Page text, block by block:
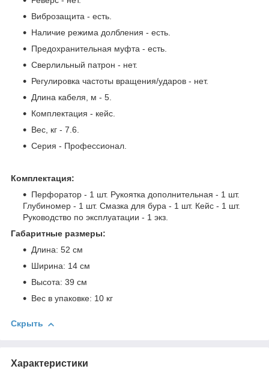
Виброзащита - есть.
Наличие режима долбления - есть.
Предохранительная муфта - есть.
Сверлильный патрон - нет.
Регулировка частоты вращения/ударов - нет.
Длина кабеля, м - 5.
Комплектация - кейс.
Вес, кг - 7.6.
Серия - Профессионал.
Комплектация:
Перфоратор - 1 шт. Рукоятка дополнительная - 1 шт.
Глубиномер - 1 шт. Смазка для бура - 1 шт. Кейс - 1 шт.
Руководство по эксплуатации - 1 экз.
Габаритные размеры:
Длина: 52 см
Ширина: 14 см
Высота: 39 см
Вес в упаковке: 10 кг
Скрыть
Характеристики